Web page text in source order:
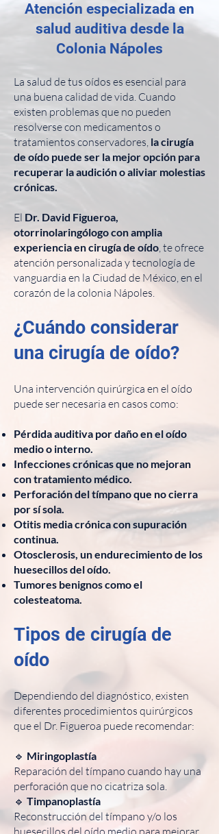
Atención especializada en
salud auditiva desde la
Colonia Nápoles
La salud de tus oídos es esencial para
una buena calidad de vida. Cuando
existen problemas que no pueden
resolverse con medicamentos o
tratamientos conservadores, la cirugía
de oído puede ser la mejor opción para
recuperar la audición o aliviar molestias
crónicas.
El Dr. David Figueroa,
otorrinolaringólogo con amplia
experiencia en cirugía de oído, te ofrece
atención personalizada y tecnología de
vanguardia en la Ciudad de México, en el
corazón de la colonia Nápoles.
¿Cuándo considerar
una cirugía de oído?
Una intervención quirúrgica en el oído
puede ser necesaria en casos como:
Pérdida auditiva por daño en el oído
medio o interno.
Infecciones crónicas que no mejoran
con tratamiento médico.
Perforación del tímpano que no cierra
por sí sola.
Otitis media crónica con supuración
continua.
Otosclerosis, un endurecimiento de los
huesecillos del oído.
Tumores benignos como el
colesteatoma.
Tipos de cirugía de
oído
Dependiendo del diagnóstico, existen
diferentes procedimientos quirúrgicos
que el Dr. Figueroa puede recomendar:
🔹 Miringoplastía
Reparación del tímpano cuando hay una
perforación que no cicatriza sola.
🔹 Timpanoplastía
Reconstrucción del tímpano y/o los
huesecillos del oído medio para mejorar